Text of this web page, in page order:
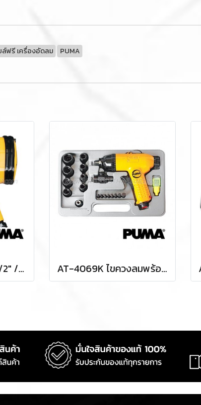
ฟรี เครื่องอัดลม PUMA
AT-5004 บล็อกลม 1/2" / 4 หุน แรงบิด 230 FTLBS ความเร็วรอบ 7000 RPM พูม่า "PUMA" AT-4069K ไขควงลมพร้อมลูกบล็อกลมครบชุด 3/8" / 3 หุน ความเร็วรอบ 7000 RPM แรงบิด 50 FTLBS ท่อลมเข้า 1/4" (2 หุน) แรงดันลม 90 PSI พูม่า "PUMA"